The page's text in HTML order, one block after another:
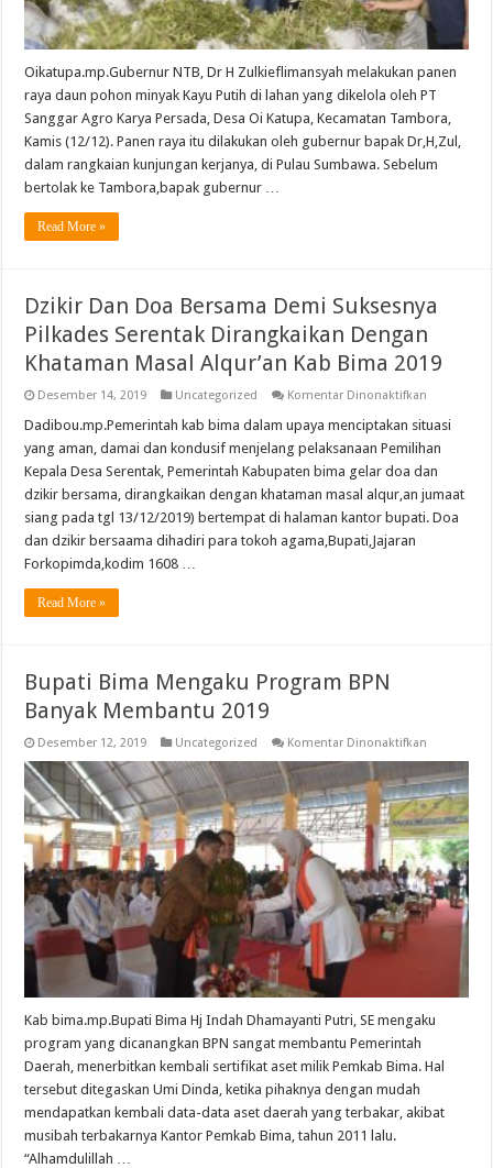
Canangkan
Kab
Bima
Pusat
Putih
Dunia
Oikatupa.mp.Gubernur NTB, Dr H Zulkieflimansyah melakukan panen
raya daun pohon minyak Kayu Putih di lahan yang dikelola oleh PT
Sanggar Agro Karya Persada, Desa Oi Katupa, Kecamatan Tambora,
Kamis (12/12). Panen raya itu dilakukan oleh gubernur bapak Dr,H,Zul,
dalam rangkaian kunjungan kerjanya, di Pulau Sumbawa. Sebelum
bertolak ke Tambora,bapak gubernur …
Read More »
Dzikir Dan Doa Bersama Demi Suksesnya
Pilkades Serentak Dirangkaikan Dengan
Khataman Masal Alqur’an Kab Bima 2019
Desember 14, 2019 Uncategorized Komentar Dinonaktifkan
Dan
Bersama
Demi
Suksesnya
Pilkades
Dadibou.mp.Pemerintah kab bima dalam upaya menciptakan situasi
yang aman, damai dan kondusif menjelang pelaksanaan Pemilihan
Kepala Desa Serentak, Pemerintah Kabupaten bima gelar doa dan
dzikir bersama, dirangkaikan dengan khataman masal alqur,an jumaat
siang pada tgl 13/12/2019) bertempat di halaman kantor bupati. Doa
dan dzikir bersaama dihadiri para tokoh agama,Bupati,Jajaran
Forkopimda,kodim 1608 …
Read More »
Bupati Bima Mengaku Program BPN
Banyak Membantu 2019
Desember 12, 2019 Uncategorized Komentar Dinonaktifkan
Bima
Mengaku
Program
BPN
Banyak
Membantu
2019
Kab bima.mp.Bupati Bima Hj Indah Dhamayanti Putri, SE mengaku
program yang dicanangkan BPN sangat membantu Pemerintah
Daerah, menerbitkan kembali sertifikat aset milik Pemkab Bima. Hal
tersebut ditegaskan Umi Dinda, ketika pihaknya dengan mudah
mendapatkan kembali data-data aset daerah yang terbakar, akibat
musibah terbakarnya Kantor Pemkab Bima, tahun 2011 lalu.
“Alhamdulillah …